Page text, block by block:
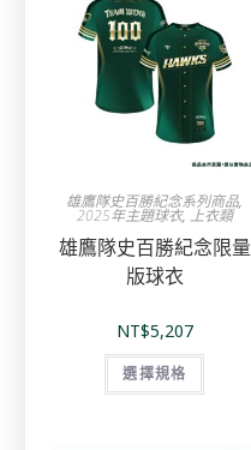
雄鷹隊史百勝紀念系列商品,
2025年主題球衣, 上衣類
雄鷹隊史百勝紀念限量
版球衣
NT$5,207
選擇規格